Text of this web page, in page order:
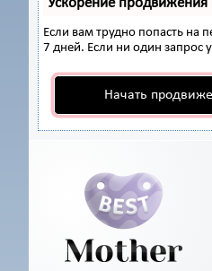
Ускорение продвижения
Если вам трудно попасть на
7 дней. Если ни один запрос
Начать